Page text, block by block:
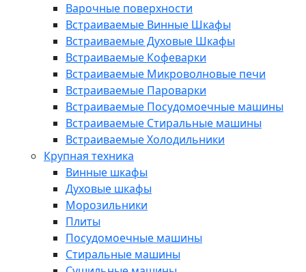
Варочные поверхности
Встраиваемые Винные Шкафы
Встраиваемые Духовые Шкафы
Встраиваемые Кофеварки
Встраиваемые Микроволновые печи
Встраиваемые Пароварки
Встраиваемые Посудомоечные машины
Встраиваемые Стиральные машины
Встраиваемые Холодильники
Крупная техника
Винные шкафы
Духовые шкафы
Морозильники
Плиты
Посудомоечные машины
Стиральные машины